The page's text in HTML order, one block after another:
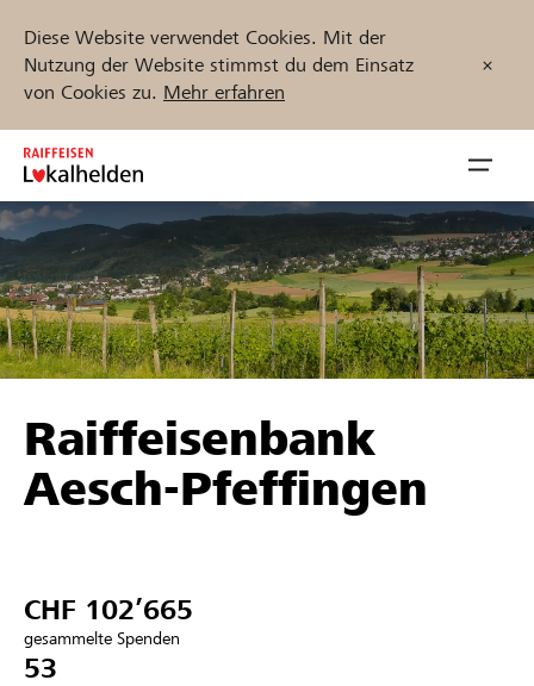
Diese Website verwendet Cookies. Mit der
Nutzung der Website stimmst du dem Einsatz
von Cookies zu. Mehr erfahren
Zum
Inhalt
springen
öffnen
Unterstützen
Hilfe & Support
Projekte und Organisationen finden
Jetzt starten
Raiffeisenbank
Aesch-Pfeffingen
CHF 102’665
gesammelte Spenden
53